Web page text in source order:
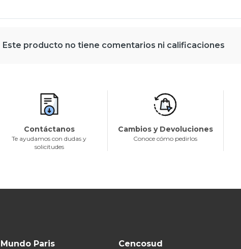
Este producto no tiene comentarios ni calificaciones
Contáctanos
Te ayudamos con dudas y
solicitudes
Cambios y Devoluciones
Conoce cómo pedirlos
Mundo Paris Cencosud